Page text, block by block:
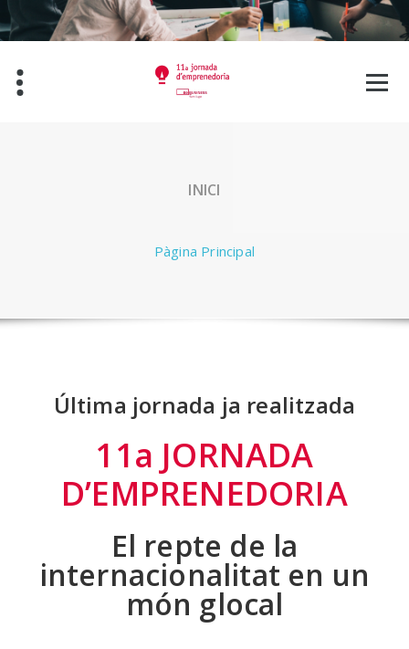
Salta
al
contingut
INICI
Pàgina Principal
Última jornada ja realitzada
11a JORNADA
D’EMPRENEDORIA
El repte de la
internacionalitat en un
món glocal